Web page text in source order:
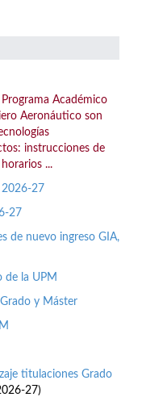
Académico
Aeronáutico son
instrucciones de
...
2026-27
27
de nuevo ingreso GIA,
de la UPM
y Máster
titulaciones Grado
27)